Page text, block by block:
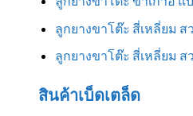
ลูกยางขาโต๊ะ สี่เหลี่ยม ส
ลูกยางขาโต๊ะ สี่เหลี่ยม
สินค้าเบ็ดเตล็ด